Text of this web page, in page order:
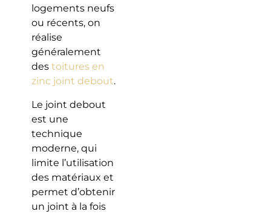
logements neufs
ou récents, on
réalise
généralement
des toitures en
zinc joint debout.
Le joint debout
est une
technique
moderne, qui
limite l’utilisation
des matériaux et
permet d’obtenir
un joint à la fois